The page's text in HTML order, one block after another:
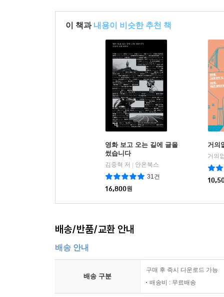
이 책과 내용이 비슷한 추천 책
영화 보고 오는 길에 글을
썼습니다
김중혁 저
안온북스
31건
16,800원
거의
거의
배송/반품/교환 안내
배송 안내
배송 구분
구매 후 즉시 다운로드 가능
배송비 : 무료배송